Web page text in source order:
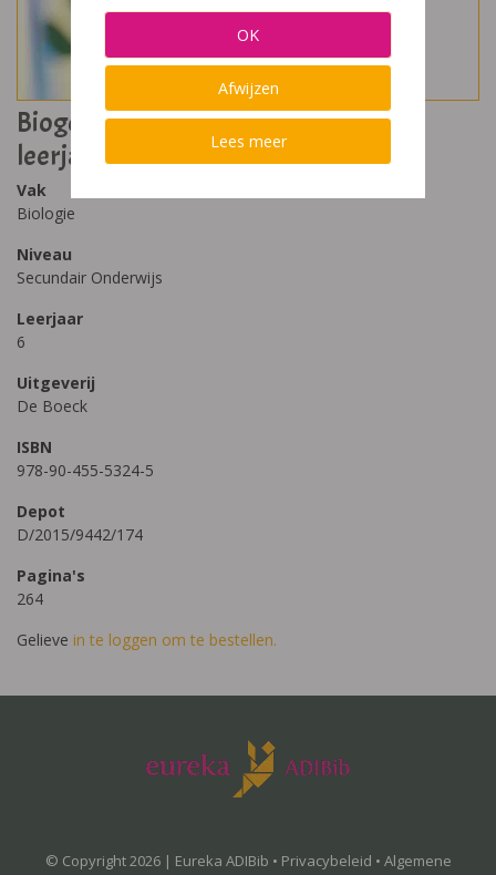
Biogenie 6.2 Biologie voor het zesde
leerjaar leerboek
Vak
Biologie
Niveau
Secundair Onderwijs
Leerjaar
6
Uitgeverij
De Boeck
ISBN
978-90-455-5324-5
Depot
D/2015/9442/174
Pagina's
264
Gelieve in te loggen om te bestellen.
© Copyright 2026 | Eureka ADIBib • Privacybeleid • Algemene
OK
Afwijzen
Lees meer